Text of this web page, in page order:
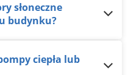
budynku?